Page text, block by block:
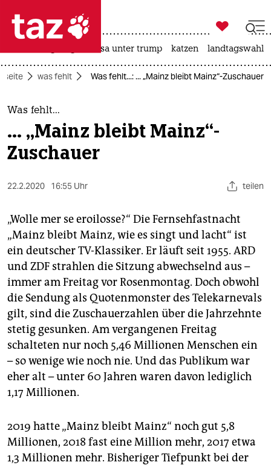
 taz zahl ich
taz zahl ich
themen
politik
öko
gesellschaft
kultur
sport
berlin
nord
wahrheit
verlag
verlag
veranstaltungen
shop
fragen & hilfe

taz zahl ich
usa unter trump katzen landtagswahl
was fehlt Was fehlt...: ... „Mainz bleibt Mainz“-Zuschauer
Was fehlt...
... „Mainz bleibt Mainz“-
Zuschauer
22.2.2020 16:55 Uhr teilen
„Wolle mer se eroilosse?“ Die Fernsehfastnacht
„Mainz bleibt Mainz, wie es singt und lacht“ ist
ein deutscher TV-Klassiker. Er läuft seit 1955. ARD
und ZDF strahlen die Sitzung abwechselnd aus –
immer am Freitag vor Rosenmontag. Doch obwohl
die Sendung als Quotenmonster des Telekarnevals
gilt, sind die Zuschauerzahlen über die Jahrzehnte
stetig gesunken. Am vergangenen Freitag
schalteten nur noch 5,46 Millionen Menschen ein
– so wenige wie noch nie. Und das Publikum war
eher alt – unter 60 Jahren waren davon lediglich
1,17 Millionen.
2019 hatte „Mainz bleibt Mainz“ noch gut 5,8
Millionen, 2018 fast eine Million mehr, 2017 etwa
1,3 Millionen mehr. Bisheriger Tiefpunkt bei der